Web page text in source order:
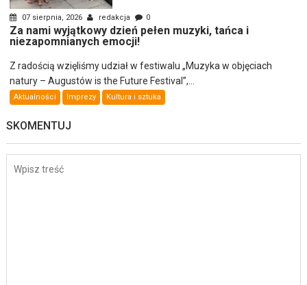
07 sierpnia, 2026 redakcja 0
Za nami wyjątkowy dzień pełen muzyki, tańca i
niezapomnianych emocji!
Z radością wzięliśmy udział w festiwalu „Muzyka w objęciach
natury – Augustów is the Future Festival”,...
Aktualności Imprezy Kultura i sztuka
SKOMENTUJ